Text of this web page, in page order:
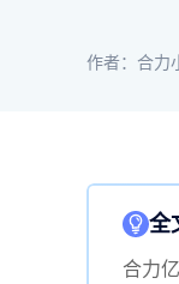
作者：合力
全
合力